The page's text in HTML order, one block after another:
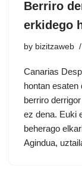
Berriro
erkidego
by bizitzaweb
Canarias
hontan esaten
berriro
ez dena. Euki
beherago
Agindua,